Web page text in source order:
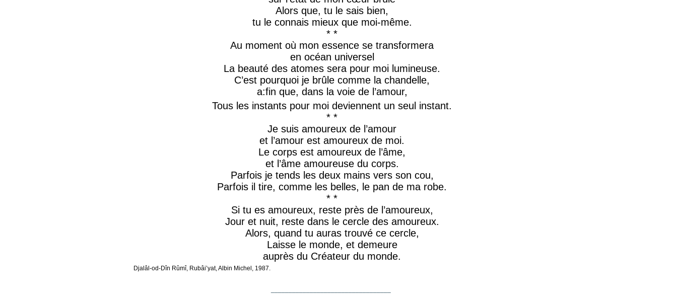
Alors que, tu le sais bien,
tu le connais mieux que moi-même.
* *
Au moment où mon essence se transformera
en océan universel
La beauté des atomes sera pour moi lumineuse.
C’est pourquoi je brûle comme la chandelle,
a:fin que, dans la voie de l’amour,
Tous les instants pour moi deviennent un seul instant.
* *
Je suis amoureux de l’amour
et l’amour est amoureux de moi.
Le corps est amoureux de l’âme,
et l’âme amoureuse du corps.
Parfois je tends les deux mains vers son cou,
Parfois il tire, comme les belles, le pan de ma robe.
* *
Si tu es amoureux, reste près de l’amoureux,
Jour et nuit, reste dans le cercle des amoureux.
Alors, quand tu auras trouvé ce cercle,
Laisse le monde, et demeure
auprès du Créateur du monde.
Djalâl-od-Dîn Rûmî, Rubâi’yat, Albin Michel, 1987.